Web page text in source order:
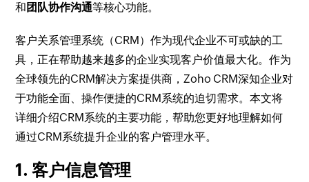
和 团队协作沟通等核心功能。
客户关系管理系统（CRM）作为现代企业不可或缺的工
具，正在帮助越来越多的企业实现客户价值最大化。作为
全球领先的CRM解决方案提供商，Zoho CRM深知企业对
于功能全面、操作便捷的CRM系统的迫切需求。本文将
详细介绍CRM系统的主要功能，帮助您更好地理解如何
通过CRM系统提升企业的客户管理水平。
1. 客户信息管理